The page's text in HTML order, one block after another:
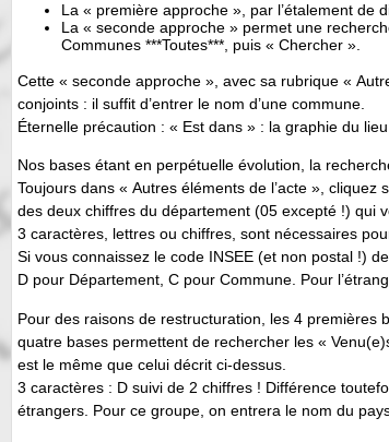
La « première approche », par l’étalement de
La « seconde approche » permet une
Communes ***Toutes***, puis « Chercher ».
Cette « seconde approche », avec sa rubrique «
conjoints : il suffit d’entrer le nom d’une commune.
Éternelle précaution : « Est dans » : la graphie du
Nos bases étant en perpétuelle évolution, la
Toujours dans « Autres éléments de l’acte », cliquez
des deux chiffres du département (05 excepté !) qui
3 caractères, lettres ou chiffres, sont nécessaires
Si vous connaissez le code INSEE (et non postal !)
D pour Département, C pour Commune. Pour
Pour des raisons de restructuration, les 4 premières
quatre bases permettent de rechercher les «
est le même que celui décrit ci-dessus.
3 caractères : D suivi de 2 chiffres ! Différence
étrangers. Pour ce groupe, on entrera le nom du